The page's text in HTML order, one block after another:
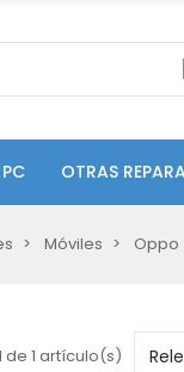
OTRAS
Móviles Oppo
de 1 artículo(s)